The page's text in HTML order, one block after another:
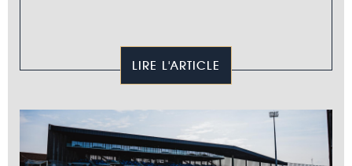
LIRE L'ARTICLE